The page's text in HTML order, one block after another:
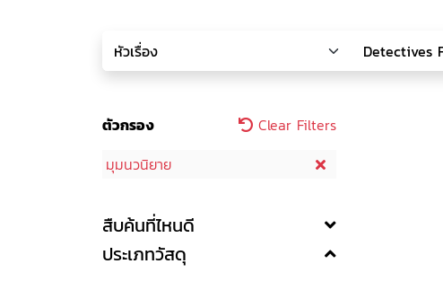
ตัวกรอง
Clear Filters
มุมนวนิยาย
สืบค้นที่ไหนดี
ประเภทวัสดุ